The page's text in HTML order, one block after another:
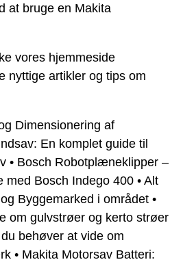
at bruge en Makita
vores hjemmeside
nyttige artikler og tips om
Dimensionering af
En komplet guide til
• Bosch Robotplæneklipper –
med Bosch Indego 400 • Alt
Byggemarked i området •
om gulvstrøer og kerto strøer
behøver at vide om
• Makita Motorsav Batteri: